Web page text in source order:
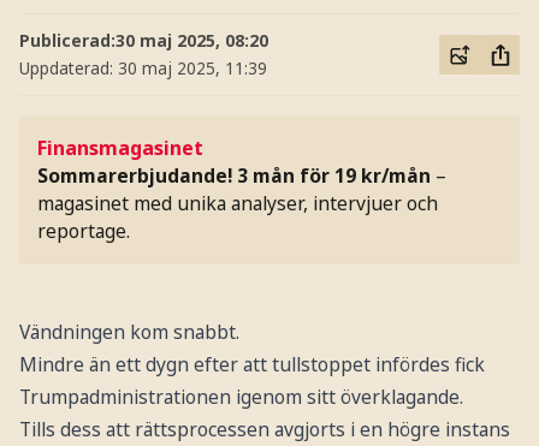
Publicerad:30 maj 2025, 08:20
Uppdaterad: 30 maj 2025, 11:39
Finansmagasinet
Sommarerbjudande! 3 mån för 19 kr/mån –
magasinet med unika analyser, intervjuer och
reportage.
Vändningen kom snabbt.
Mindre än ett dygn efter att tullstoppet infördes fick
Trumpadministrationen igenom sitt överklagande.
Tills dess att rättsprocessen avgjorts i en högre instans